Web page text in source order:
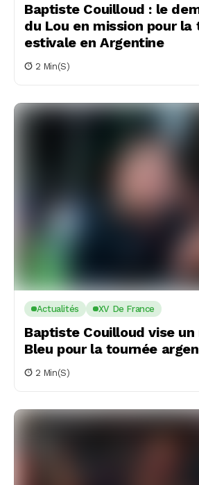
Baptiste Couilloud : le
du Lou en mission pour la
estivale en Argentine
2 Min(s)
Actualités XV De France
Baptiste Couilloud vise
Bleu pour la tournée
2 Min(s)